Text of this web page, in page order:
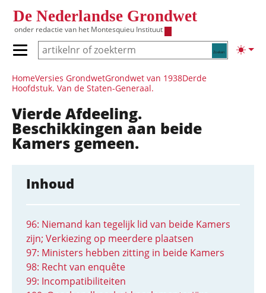
De Nederlandse Grondwet
onder redactie van het Montesquieu Instituut
Zoeken
Primair menu tonen/verbergen
Hoofdnavigatie
HomeVersies GrondwetGrondwet van 1938Derde
Hoofdstuk. Van de Staten-Generaal.
Vierde Afdeeling.
Beschikkingen aan beide
Kamers gemeen.
Inhoud
96: Niemand kan tegelijk lid van beide Kamers
zijn; Verkiezing op meerdere plaatsen
97: Ministers hebben zitting in beide Kamers
98: Recht van enquête
99: Incompatibiliteiten